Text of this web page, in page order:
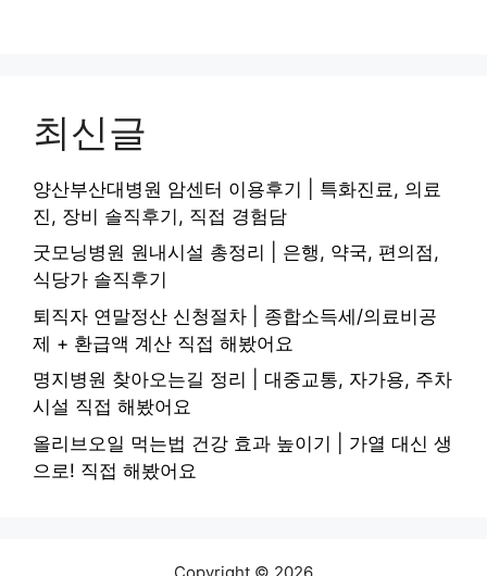
최신글
양산부산대병원 암센터 이용후기 | 특화진료, 의료
진, 장비 솔직후기, 직접 경험담
굿모닝병원 원내시설 총정리 | 은행, 약국, 편의점,
식당가 솔직후기
퇴직자 연말정산 신청절차 | 종합소득세/의료비공
제 + 환급액 계산 직접 해봤어요
명지병원 찾아오는길 정리 | 대중교통, 자가용, 주차
시설 직접 해봤어요
올리브오일 먹는법 건강 효과 높이기 | 가열 대신 생
으로! 직접 해봤어요
Copyright © 2026